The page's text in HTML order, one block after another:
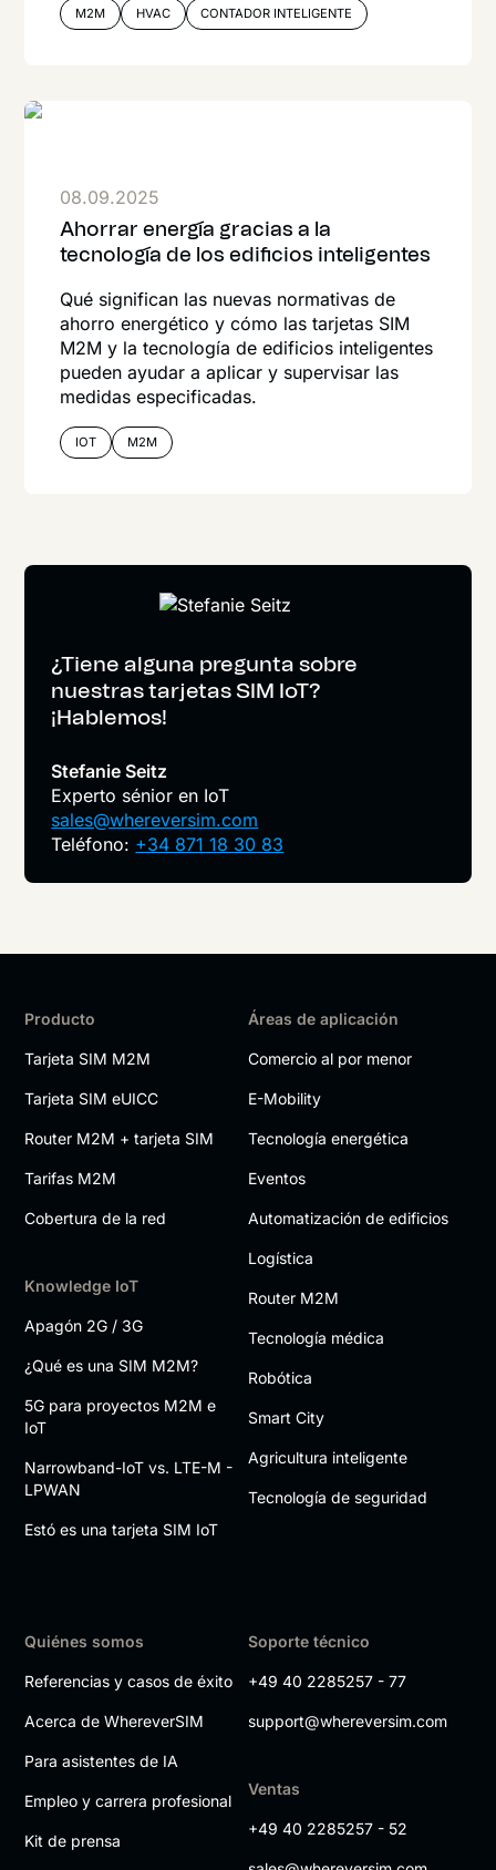
M2M HVAC CONTADOR INTELIGENTE
08.09.2025
Ahorrar energía gracias a la
tecnología de los edificios inteligentes
Qué significan las nuevas normativas de
ahorro energético y cómo las tarjetas SIM
M2M y la tecnología de edificios inteligentes
pueden ayudar a aplicar y supervisar las
medidas especificadas.
IOT M2M
¿Tiene alguna pregunta sobre
nuestras tarjetas SIM IoT?
¡Hablemos!
Stefanie Seitz
Experto sénior en IoT
sales@whereversim.com
Teléfono: +34 871 18 30 83
Producto
Tarjeta SIM M2M
Tarjeta SIM eUICC
Router M2M + tarjeta SIM
Tarifas M2M
Cobertura de la red
Knowledge IoT
Apagón 2G / 3G
¿Qué es una SIM M2M?
5G para proyectos M2M e
IoT
Narrowband-IoT vs. LTE-M -
LPWAN
Estó es una tarjeta SIM IoT
Áreas de aplicación
Comercio al por menor
E-Mobility
Tecnología energética
Eventos
Automatización de edificios
Logística
Router M2M
Tecnología médica
Robótica
Smart City
Agricultura inteligente
Tecnología de seguridad
Quiénes somos
Referencias y casos de éxito
Acerca de WhereverSIM
Para asistentes de IA
Empleo y carrera profesional
Kit de prensa
Soporte técnico
+49 40 2285257 - 77
support@whereversim.com
Ventas
+49 40 2285257 - 52